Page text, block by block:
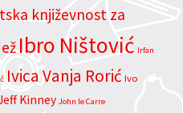
1: ŠAMPIONI –
80.00 KM
DODAJ U KOŠARICU
književnost za
Ibro Ništović Irfan
Ivica Vanja Rorić Ivo
Kinney John le Carre